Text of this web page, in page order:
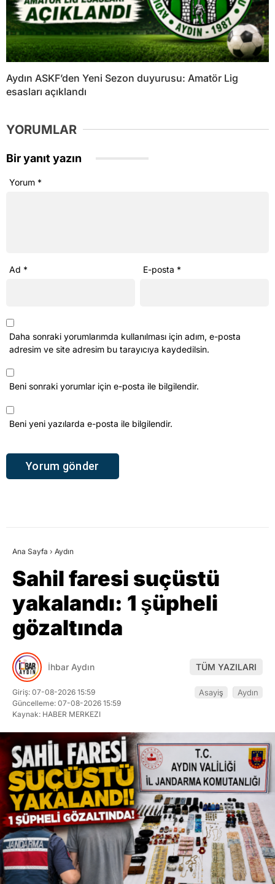
Aydın ASKF’den Yeni Sezon duyurusu: Amatör Lig
esasları açıklandı
YORUMLAR
Bir yanıt yazın
Yorum *
Ad * E-posta *
Daha sonraki yorumlarımda kullanılması için adım, e-posta
adresim ve site adresim bu tarayıcıya kaydedilsin.
Beni sonraki yorumlar için e-posta ile bilgilendir.
Beni yeni yazılarda e-posta ile bilgilendir.
Ana Sayfa › Aydın
Sahil faresi suçüstü
yakalandı: 1 şüpheli
gözaltında
İhbar Aydın TÜM YAZILARI
Giriş: 07-08-2026 15:59
Güncelleme: 07-08-2026 15:59
Kaynak: HABER MERKEZI
Asayiş Aydın